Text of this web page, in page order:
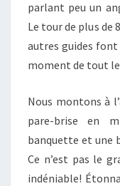
parlant peu un
Le tour de plus de
autres guides
moment de tout le
Nous montons à
pare-brise en
banquette et une
Ce n’est pas le
indéniable!